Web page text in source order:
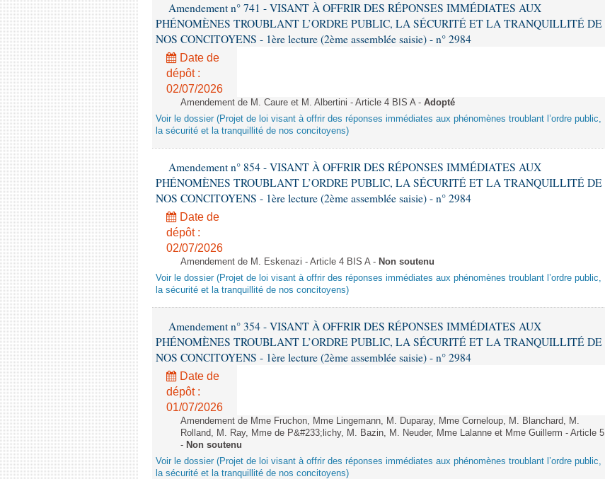
Amendement n° 741 - VISANT À OFFRIR DES RÉPONSES IMMÉDIATES AUX
PHÉNOMÈNES TROUBLANT L’ORDRE PUBLIC, LA SÉCURITÉ ET LA TRANQUILLITÉ DE
NOS CONCITOYENS - 1ère lecture (2ème assemblée saisie) - n° 2984
Date de
dépôt :
02/07/2026
Amendement de M. Caure et M. Albertini - Article 4 BIS A - Adopté
Voir le dossier (Projet de loi visant à offrir des réponses immédiates aux phénomènes troublant l’ordre public,
la sécurité et la tranquillité de nos concitoyens)
Amendement n° 854 - VISANT À OFFRIR DES RÉPONSES IMMÉDIATES AUX
PHÉNOMÈNES TROUBLANT L’ORDRE PUBLIC, LA SÉCURITÉ ET LA TRANQUILLITÉ DE
NOS CONCITOYENS - 1ère lecture (2ème assemblée saisie) - n° 2984
Date de
dépôt :
02/07/2026
Amendement de M. Eskenazi - Article 4 BIS A - Non soutenu
Voir le dossier (Projet de loi visant à offrir des réponses immédiates aux phénomènes troublant l’ordre public,
la sécurité et la tranquillité de nos concitoyens)
Amendement n° 354 - VISANT À OFFRIR DES RÉPONSES IMMÉDIATES AUX
PHÉNOMÈNES TROUBLANT L’ORDRE PUBLIC, LA SÉCURITÉ ET LA TRANQUILLITÉ DE
NOS CONCITOYENS - 1ère lecture (2ème assemblée saisie) - n° 2984
Date de
dépôt :
01/07/2026
Amendement de Mme Fruchon, Mme Lingemann, M. Duparay, Mme Corneloup, M. Blanchard, M.
Rolland, M. Ray, Mme de P&#233;lichy, M. Bazin, M. Neuder, Mme Lalanne et Mme Guillerm - Article 5
- Non soutenu
Voir le dossier (Projet de loi visant à offrir des réponses immédiates aux phénomènes troublant l’ordre public,
la sécurité et la tranquillité de nos concitoyens)